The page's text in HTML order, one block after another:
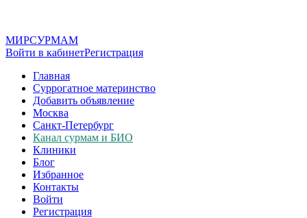
МИРСУРМАМ
Войти в кабинетРегистрация
Главная
Суррогатное материнство
Добавить объявление
Москва
Санкт-Петербург
Канал сурмам и БИО
Клиники
Блог
Избранное
Контакты
Войти
Регистрация